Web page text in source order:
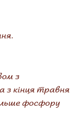
з
з кінця травня
фосфору